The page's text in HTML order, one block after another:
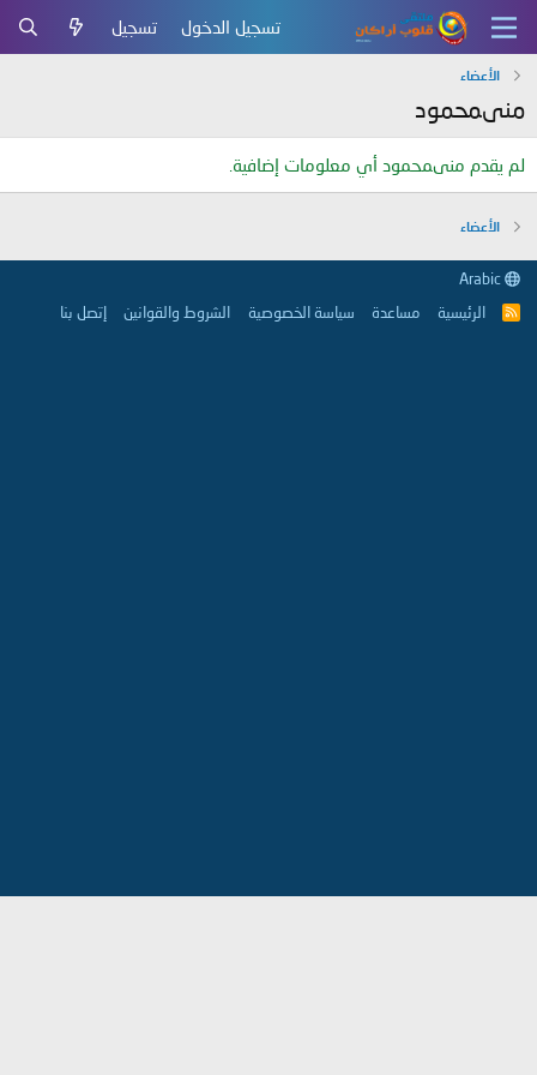
تسجيل الدخول تسجيل
الأعضاء
منىمحمود
لم يقدم منىمحمود أي معلومات إضافية.
الأعضاء
R
الرئيسية مساعدة سياسة الخصوصية الشروط والقوانين إتصل بنا